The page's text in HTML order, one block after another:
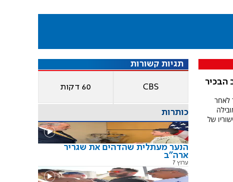
הבכיר
לאחר
של
תגיות קשורות
CBS 60 דקות
כותרות
הנער מעתלית שהדהים את שגריר
ארה"ב
ערוץ 7